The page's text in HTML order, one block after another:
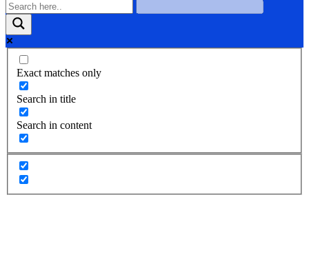
Exact matches only
Search in title
Search in content